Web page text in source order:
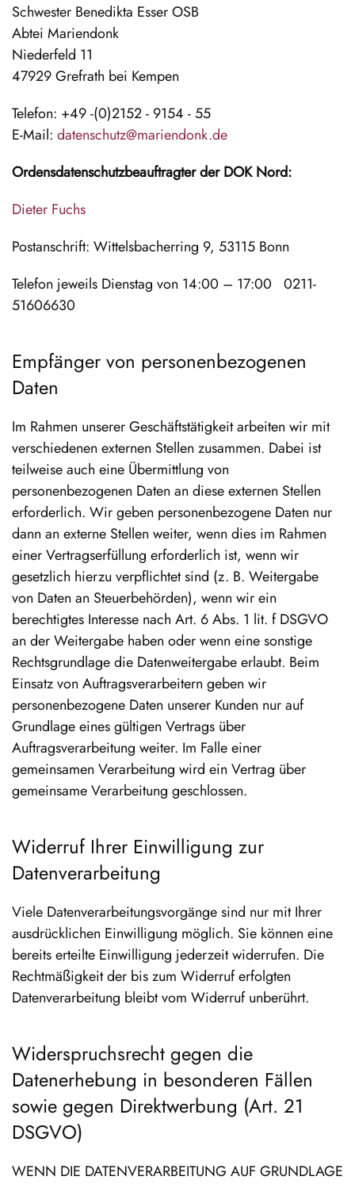
Schwester Benedikta Esser OSB
Abtei Mariendonk
Niederfeld 11
47929 Grefrath bei Kempen
Telefon: +49 -(0)2152 - 9154 - 55
E-Mail: datenschutz@mariendonk.de
Ordensdatenschutzbeauftragter der DOK Nord:
Dieter Fuchs
Postanschrift: Wittelsbacherring 9, 53115 Bonn
Telefon jeweils Dienstag von 14:00 – 17:00 0211-
51606630
Empfänger von personenbezogenen
Daten
Im Rahmen unserer Geschäftstätigkeit arbeiten wir mit
verschiedenen externen Stellen zusammen. Dabei ist
teilweise auch eine Übermittlung von
personenbezogenen Daten an diese externen Stellen
erforderlich. Wir geben personenbezogene Daten nur
dann an externe Stellen weiter, wenn dies im Rahmen
einer Vertragserfüllung erforderlich ist, wenn wir
gesetzlich hierzu verpflichtet sind (z. B. Weitergabe
von Daten an Steuerbehörden), wenn wir ein
berechtigtes Interesse nach Art. 6 Abs. 1 lit. f DSGVO
an der Weitergabe haben oder wenn eine sonstige
Rechtsgrundlage die Datenweitergabe erlaubt. Beim
Einsatz von Auftragsverarbeitern geben wir
personenbezogene Daten unserer Kunden nur auf
Grundlage eines gültigen Vertrags über
Auftragsverarbeitung weiter. Im Falle einer
gemeinsamen Verarbeitung wird ein Vertrag über
gemeinsame Verarbeitung geschlossen.
Widerruf Ihrer Einwilligung zur
Datenverarbeitung
Viele Datenverarbeitungsvorgänge sind nur mit Ihrer
ausdrücklichen Einwilligung möglich. Sie können eine
bereits erteilte Einwilligung jederzeit widerrufen. Die
Rechtmäßigkeit der bis zum Widerruf erfolgten
Datenverarbeitung bleibt vom Widerruf unberührt.
Widerspruchsrecht gegen die
Datenerhebung in besonderen Fällen
sowie gegen Direktwerbung (Art. 21
DSGVO)
WENN DIE DATENVERARBEITUNG AUF GRUNDLAGE